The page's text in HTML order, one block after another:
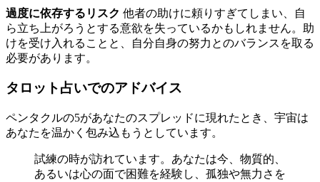
過度に依存するリスク 他者の助けに頼りすぎてしまい、自
ら立ち上がろうとする意欲を失っているかもしれません。助
けを受け入れることと、自分自身の努力とのバランスを取る
必要があります。
タロット占いでのアドバイス
ペンタクルの5があなたのスプレッドに現れたとき、宇宙は
あなたを温かく包み込もうとしています。
試練の時が訪れています。あなたは今、物質的、
あるいは心の面で困難を経験し、孤独や無力さを